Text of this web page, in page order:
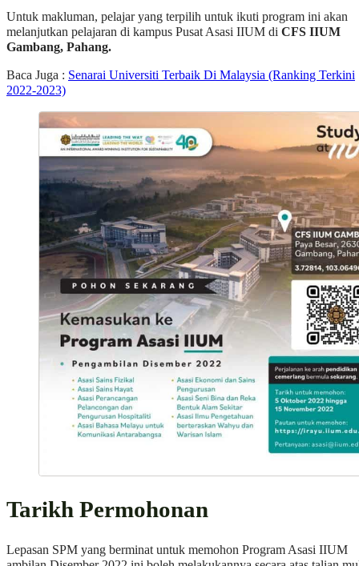
Untuk makluman, pelajar yang terpilih untuk ikuti program ini akan
melanjutkan pelajaran di kampus Pusat Asasi IIUM di CFS IIUM
Gambang, Pahang.
Baca Juga : Senarai Universiti Terbaik Di Malaysia (Ranking Terkini
2022-2023)
Tarikh Permohonan
Lepasan SPM yang berminat untuk memohon Program Asasi IIUM